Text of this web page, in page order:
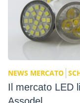
NEWS MERCATO
Il mercato LED